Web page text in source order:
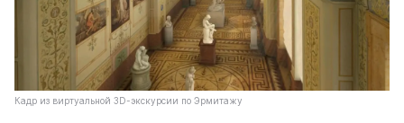
Кадр из виртуальной 3D-экскурсии по Эрмитажу